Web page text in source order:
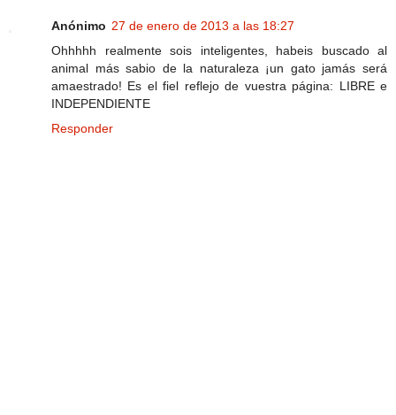
Anónimo 27 de enero de 2013 a las 18:27
Ohhhhh realmente sois inteligentes, habeis buscado al
animal más sabio de la naturaleza ¡un gato jamás será
amaestrado! Es el fiel reflejo de vuestra página: LIBRE e
INDEPENDIENTE
Responder